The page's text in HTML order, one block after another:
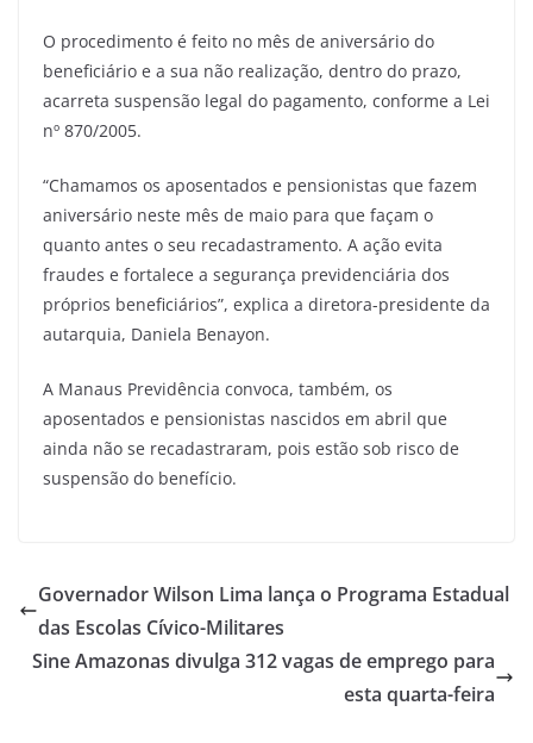
O procedimento é feito no mês de aniversário do
beneficiário e a sua não realização, dentro do prazo,
acarreta suspensão legal do pagamento, conforme a Lei
nº 870/2005.
“Chamamos os aposentados e pensionistas que fazem
aniversário neste mês de maio para que façam o
quanto antes o seu recadastramento. A ação evita
fraudes e fortalece a segurança previdenciária dos
próprios beneficiários”, explica a diretora-presidente da
autarquia, Daniela Benayon.
A Manaus Previdência convoca, também, os
aposentados e pensionistas nascidos em abril que
ainda não se recadastraram, pois estão sob risco de
suspensão do benefício.
Governador Wilson Lima lança o Programa Estadual
das Escolas Cívico-Militares
Sine Amazonas divulga 312 vagas de emprego para
esta quarta-feira